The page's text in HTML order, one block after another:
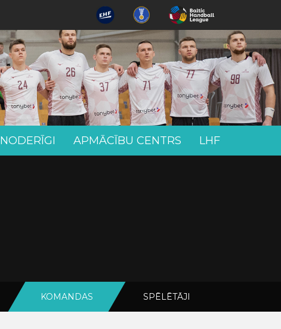
NODERĪGI APMĀCĪBU CENTRS LHF
KOMANDAS SPĒLĒTĀJI